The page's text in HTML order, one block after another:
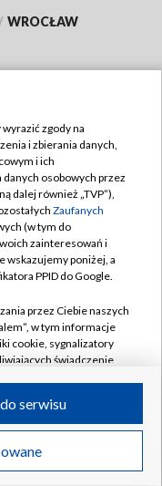
/ WROCŁAW
w likwidacji
zgody na
i zbierania danych,
i ich
osobowych przez
dalej również „TVP”),
Zaufanych
(w tym do
zainteresowań i
wskazujemy poniżej, a
PPID do Google.
przez Ciebie naszych
w tym informacje
cookie, sygnalizatory
świadczenie
przez Ciebie
IP, identyfikatory
serwisu